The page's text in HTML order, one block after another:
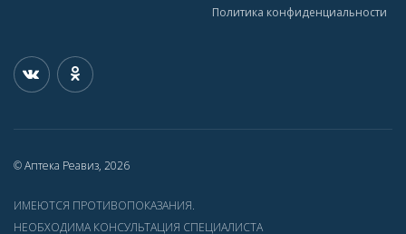
Политика конфиденциальности
© Аптека Реавиз, 2026
ИМЕЮТСЯ ПРОТИВОПОКАЗАНИЯ.
НЕОБХОДИМА КОНСУЛЬТАЦИЯ СПЕЦИАЛИСТА